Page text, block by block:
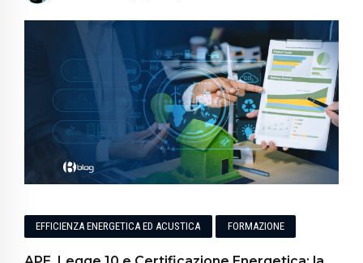
EFFICIENZA ENERGETICA ED ACUSTICA FORMAZIONE